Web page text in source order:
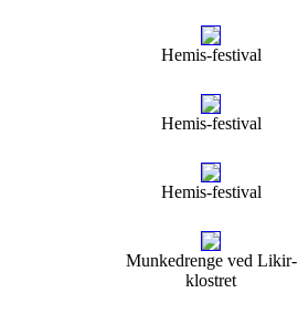
Hemis-festival
Hemis-festival
Hemis-festival
Munkedrenge ved Likir-
klostret